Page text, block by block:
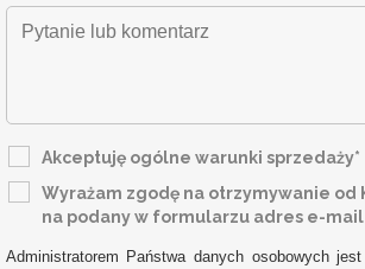
Akceptuję ogólne warunki sprzedaży*
Wyrażam zgodę na otrzymywanie od
na podany w formularzu adres e-mail
Administratorem Państwa danych osobowych